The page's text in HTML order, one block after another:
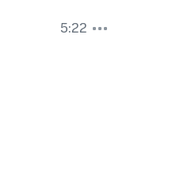
5:22